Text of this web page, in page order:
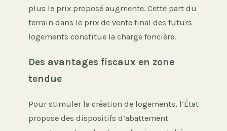
plus le prix proposé augmente. Cette part du
terrain dans le prix de vente final des futurs
logements constitue la charge foncière.
Des avantages fiscaux en zone
tendue
Pour stimuler la création de logements, l’État
propose des dispositifs d’abattement